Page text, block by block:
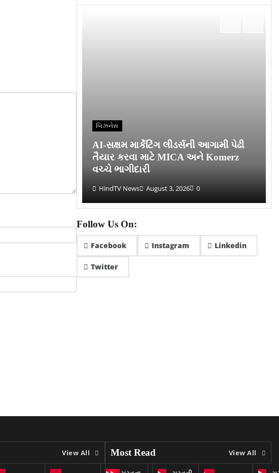
બિઝનેસ
AI-સક્ષમ માર્કેટિંગ લીડર્સની આગામી પેઢી
તૈયાર કરવા માટે MICA અને Komerz
વચ્ચે ભાગીદારી
HindTV News August 3, 2026 0
Follow Us On:
Facebook Instagram Linkedin
Twitter
View All Most Read View All